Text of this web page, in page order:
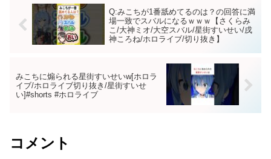
Q:みこちが1番舐めてるのは？の回答に満
場一致でスバルになるｗｗｗ【さくらみ
こ/大神ミオ/大空スバル/星街すいせい/戌
神ころね/ホロライブ/切り抜き】
みこちに煽られる星街すいせいw[ホロラ
イブ/ホロライブ切り抜き/星街すいせ
い]#shorts #ホロライブ
コメント